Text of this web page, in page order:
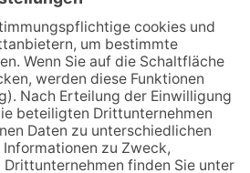
Sommerabend: Der Rettershof
lädt wieder zum Weinfest ein
Hisamoto und Tölke begeistern
mit Werken von Walter
Wachsmuth
Wasserampel steht auf Gelb: